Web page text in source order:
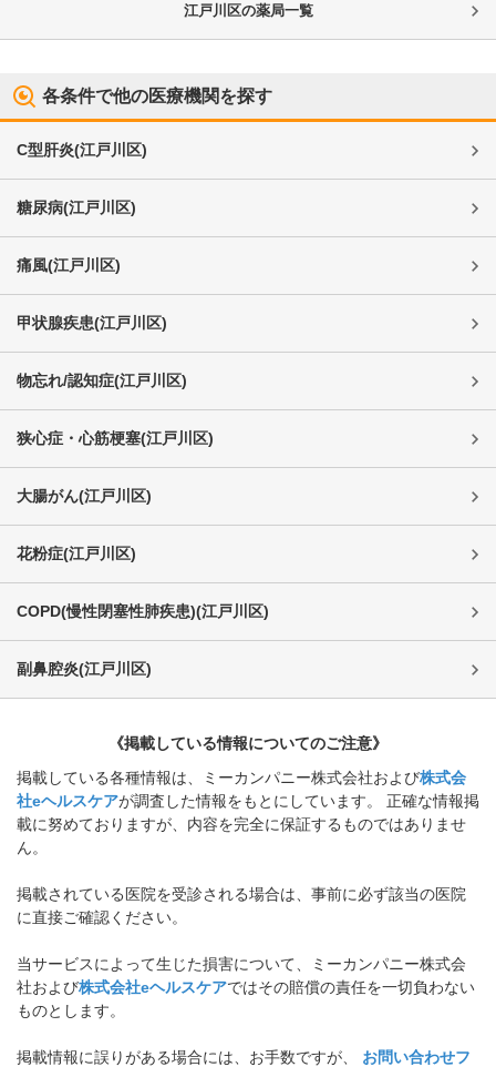
江戸川区の薬局一覧
各条件で他の医療機関を探す
C型肝炎(江戸川区)
糖尿病(江戸川区)
痛風(江戸川区)
甲状腺疾患(江戸川区)
物忘れ/認知症(江戸川区)
狭心症・心筋梗塞(江戸川区)
大腸がん(江戸川区)
花粉症(江戸川区)
COPD(慢性閉塞性肺疾患)(江戸川区)
副鼻腔炎(江戸川区)
《掲載している情報についてのご注意》
掲載している各種情報は、ミーカンパニー株式会社および株式会
社eヘルスケアが調査した情報をもとにしています。 正確な情報掲
載に努めておりますが、内容を完全に保証するものではありませ
ん。
掲載されている医院を受診される場合は、事前に必ず該当の医院
に直接ご確認ください。
当サービスによって生じた損害について、ミーカンパニー株式会
社および株式会社eヘルスケアではその賠償の責任を一切負わない
ものとします。
掲載情報に誤りがある場合には、お手数ですが、
お問い合わせフ